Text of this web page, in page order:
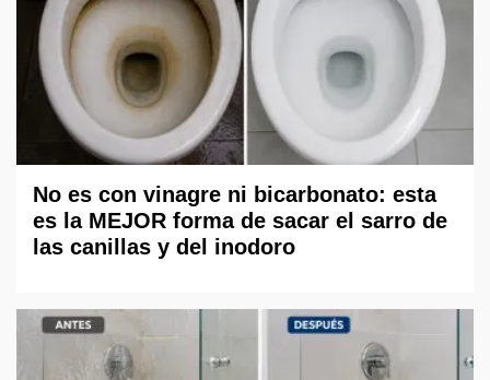
No es con vinagre ni bicarbonato: esta
es la MEJOR forma de sacar el sarro de
las canillas y del inodoro